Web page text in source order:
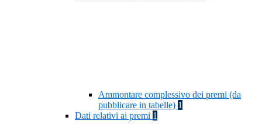
Ammontare complessivo dei premi (da
pubblicare in tabelle) 1
Dati relativi ai premi 1